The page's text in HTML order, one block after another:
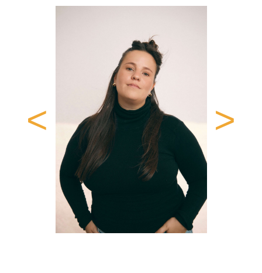
בית יציב-באר שבע (דיגיטל)
שירה, ריקוד, אימפרוביזציה, הנחייה, קריינות
<
>